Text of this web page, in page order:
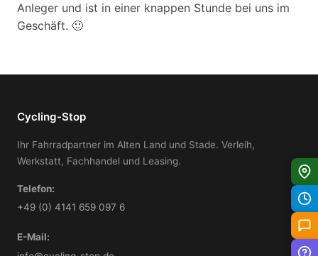
Anleger und ist in einer knappen Stunde bei uns im
Geschäft. 🙂
Cycling-Stop
Ihr Fahrradpartner im Alten Land und Stade. Verleih,
Werkstatt, Fachhandel und Leasing.
Telefon:
+49 (0) 4141 659 097 6
E-Mail: